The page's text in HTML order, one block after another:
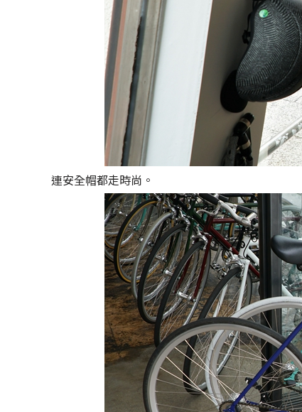
連安全帽都走時尚。